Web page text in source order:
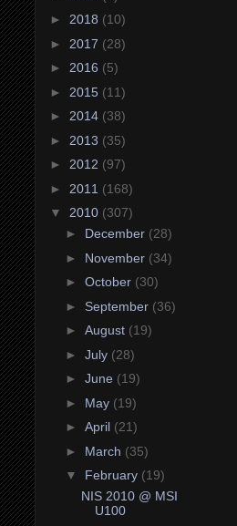
► 2018 (10)
► 2017 (28)
► 2016 (5)
► 2015 (11)
► 2014 (38)
► 2013 (35)
► 2012 (97)
► 2011 (168)
▼ 2010 (307)
► December (28)
► November (34)
► October (30)
► September (36)
► August (19)
► July (28)
► June (19)
► May (19)
► April (21)
► March (35)
▼ February (19)
NIS 2010 @ MSI
U100